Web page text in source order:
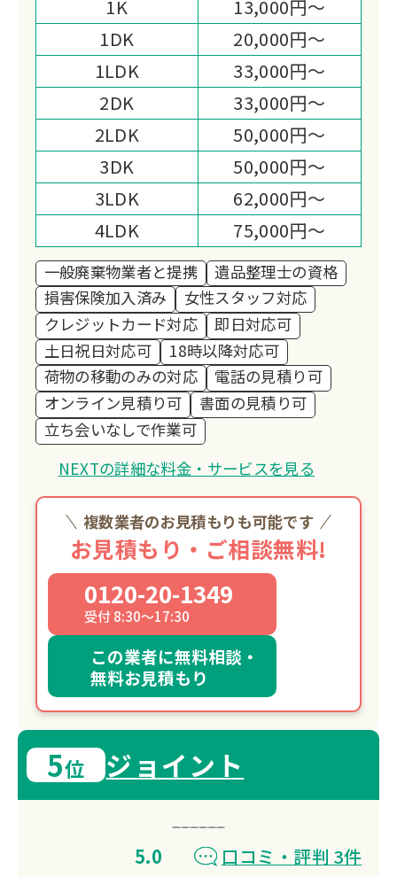
しますので、ご安心ください。
1K
13,000円～
1DK
20,000円～
1LDK
33,000円～
2DK
33,000円～
2LDK
50,000円～
3DK
50,000円～
3LDK
62,000円～
4LDK
75,000円～
一般廃棄物業者と提携
遺品整理士の資格
損害保険加入済み
女性スタッフ対応
クレジットカード対応
即日対応可
土日祝日対応可
18時以降対応可
荷物の移動のみの対応
電話の見積り可
オンライン見積り可
書面の見積り可
立ち会いなしで作業可
NEXTの詳細な料金・サービスを見る
複数業者のお見積もりも可能です
お見積もり・ご相談無料!
0120-20-1349
受付 8:30～17:30
この業者に無料相談・
無料お見積もり
5位 ジョイント
5.0
口コミ・評判 3件